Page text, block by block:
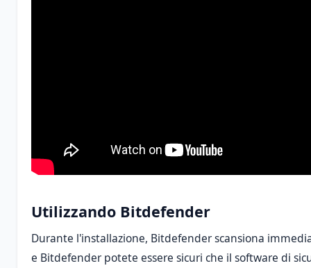
Utilizzando Bitdefender
Durante l'installazione, Bitdefender scansiona
e Bitdefender potete essere sicuri che il software di